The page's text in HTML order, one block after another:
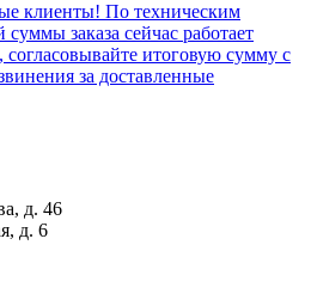
клиенты! По техническим
заказа сейчас работает
итоговую сумму с
за доставленные
д. 46
д. 6